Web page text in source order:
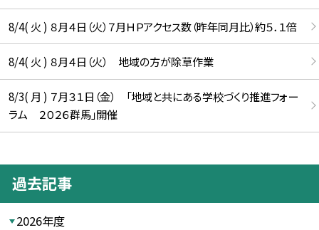
8/4( 火 ) ８月４日（火）７月ＨＰアクセス数（昨年同月比）約５．１倍
8/4( 火 ) ８月４日（火） 地域の方が除草作業
8/3( 月 ) ７月３１日（金） 「地域と共にある学校づくり推進フォー
ラム ２０２６群馬」開催
過去記事
2026年度